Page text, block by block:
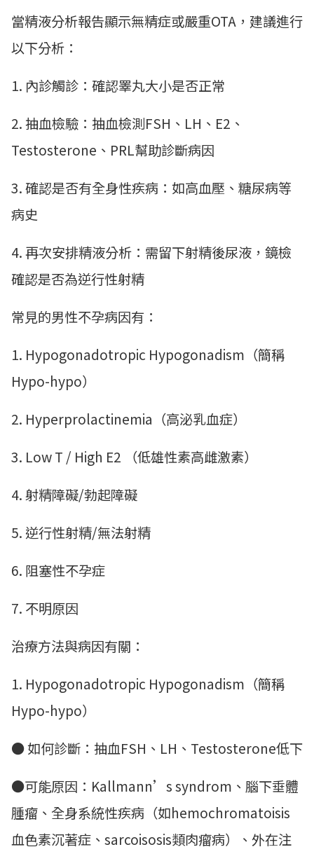
當精液分析報告顯示無精症或嚴重OTA，建議進行
以下分析：
1. 內診觸診：確認睪丸大小是否正常
2. 抽血檢驗：抽血檢測FSH、LH、E2、
Testosterone、PRL幫助診斷病因
3. 確認是否有全身性疾病：如高血壓、糖尿病等
病史
4. 再次安排精液分析：需留下射精後尿液，鏡檢
確認是否為逆行性射精
常見的男性不孕病因有：
1. Hypogonadotropic Hypogonadism（簡稱
Hypo-hypo）
2. Hyperprolactinemia（高泌乳血症）
3. Low T / High E2 （低雄性素高雌激素）
4. 射精障礙/勃起障礙
5. 逆行性射精/無法射精
6. 阻塞性不孕症
7. 不明原因
治療方法與病因有關：
1. Hypogonadotropic Hypogonadism（簡稱
Hypo-hypo）
● 如何診斷：抽血FSH、LH、Testosterone低下
●可能原因：Kallmann’s syndrom、腦下垂體
腫瘤、全身系統性疾病（如hemochromatoisis
血色素沉著症、sarcoisosis類肉瘤病）、外在注